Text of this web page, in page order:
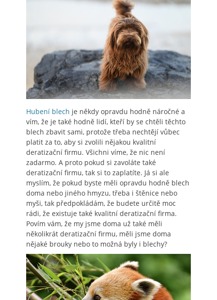
Hubení blech je někdy opravdu hodně náročné a
vím, že je také hodně lidí, kteří by se chtěli těchto
blech zbavit sami, protože třeba nechtějí vůbec
platit za to, aby si zvolili nějakou kvalitní
deratizační firmu. Všichni víme, že nic není
zadarmo. A proto pokud si zavoláte také
deratizační firmu, tak si to zaplatíte. Já si ale
myslím, že pokud byste měli opravdu hodně blech
doma nebo jiného hmyzu, třeba i štěnice nebo
myši, tak předpokládám, že budete určitě moc
rádi, že existuje také kvalitní deratizační firma.
Povím vám, že my jsme doma už také měli
několikrát deratizační firmu, měli jsme doma
nějaké brouky nebo to možná byly i blechy?